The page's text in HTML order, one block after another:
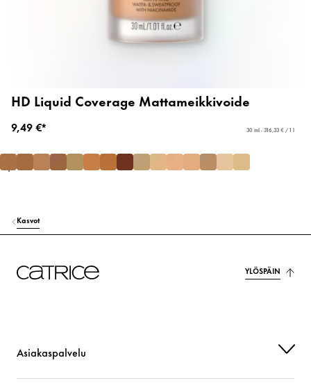
HD Liquid Coverage Mattameikkivoide
9,49 €* 30 ml - 316,33 € / 1 l
Kasvot
YLÖSPÄIN
Asiakaspalvelu